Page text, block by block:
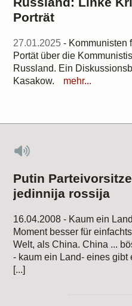
Porträt
27.01.2025 - Kommunisten
Portät über die
Russland. Ein
Kasakow.
mehr...
Putin
jedinnija rossija
16.04.2008 - Kaum ein
Moment besser für
Welt, als China. China ...
- kaum ein Land- eines gibt
[...]